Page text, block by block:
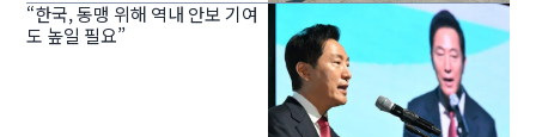
“한국, 동맹 위해 역내 안보 기여
도 높일 필요”